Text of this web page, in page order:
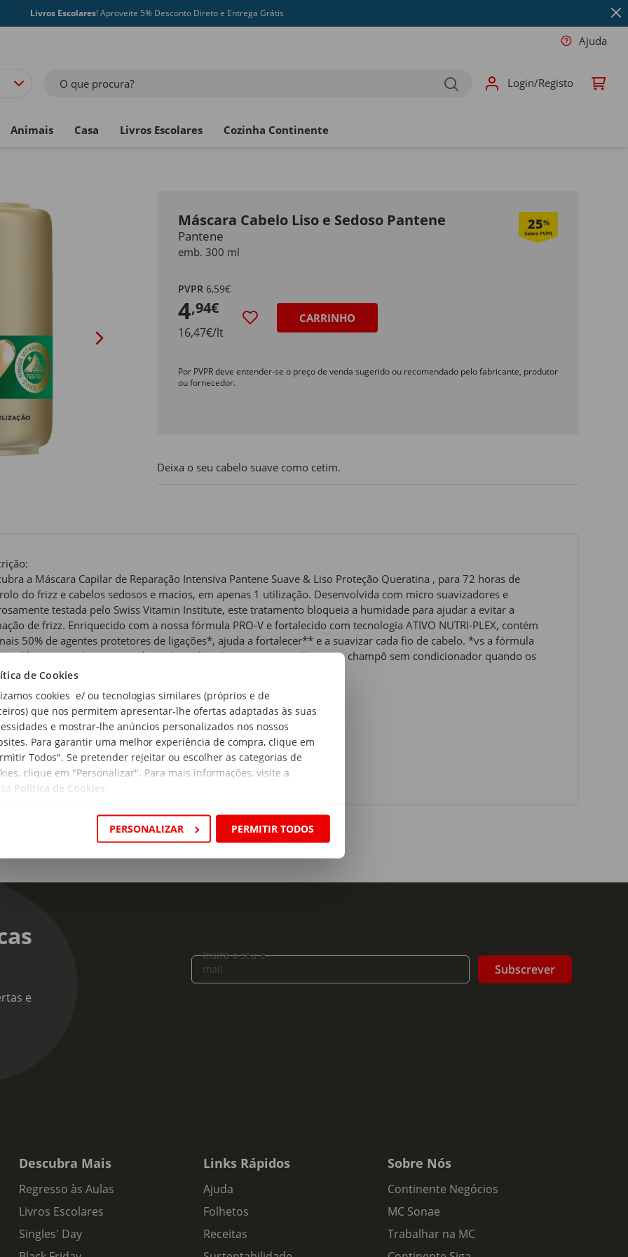
de Cookies
cookies e/ ou tecnologias similares (próprios e de
que nos permitem apresentar-lhe ofertas adaptadas às suas
e mostrar-lhe anúncios personalizados nos nossos
Para garantir uma melhor experiência de compra, clique em
Todos". Se pretender rejeitar ou escolher as categorias de
clique em "Personalizar". Para mais informações, visite a
Política de Cookies
PERSONALIZAR PERMITIR TODOS
Livros Escolares! Aproveite 5% Desconto Direto e Entrega Grátis
Ajuda
O que procura? Login/Registo
Animais Casa Livros Escolares Cozinha Continente
Máscara Cabelo Liso e Sedoso Pantene 25%
Pantene
emb. 300 ml
PVPR 6,59€
4,94€
16,47€/lt
CARRINHO
Por PVPR deve entender-se o preço de venda sugerido ou recomendado pelo fabricante, produtor
ou fornecedor.
Deixa o seu cabelo suave como cetim.
a Máscara Capilar de Reparação Intensiva Pantene Suave & Liso Proteção Queratina , para 72 horas de
do frizz e cabelos sedosos e macios, em apenas 1 utilização. Desenvolvida com micro suavizadores e
testada pelo Swiss Vitamin Institute, este tratamento bloqueia a humidade para ajudar a evitar a
de frizz. Enriquecido com a nossa fórmula PRO-V e fortalecido com tecnologia ATIVO NUTRI-PLEX, contém
50% de agentes protetores de ligações*, ajuda a fortalecer** e a suavizar cada fio de cabelo. *vs a fórmula
**contra os danos causados pela estilização em comparação com o champô sem condicionador quando os
champô e creme são utilizados em conjunto.
de cabelo:
ou seco
de produto:
Cabelo
e
Insira o seu e-
mail
Subscrever
Descubra Mais
Regresso às Aulas
Livros Escolares
Singles' Day
Links Rápidos
Ajuda
Folhetos
Receitas
Sobre Nós
Continente Negócios
MC Sonae
Trabalhar na MC